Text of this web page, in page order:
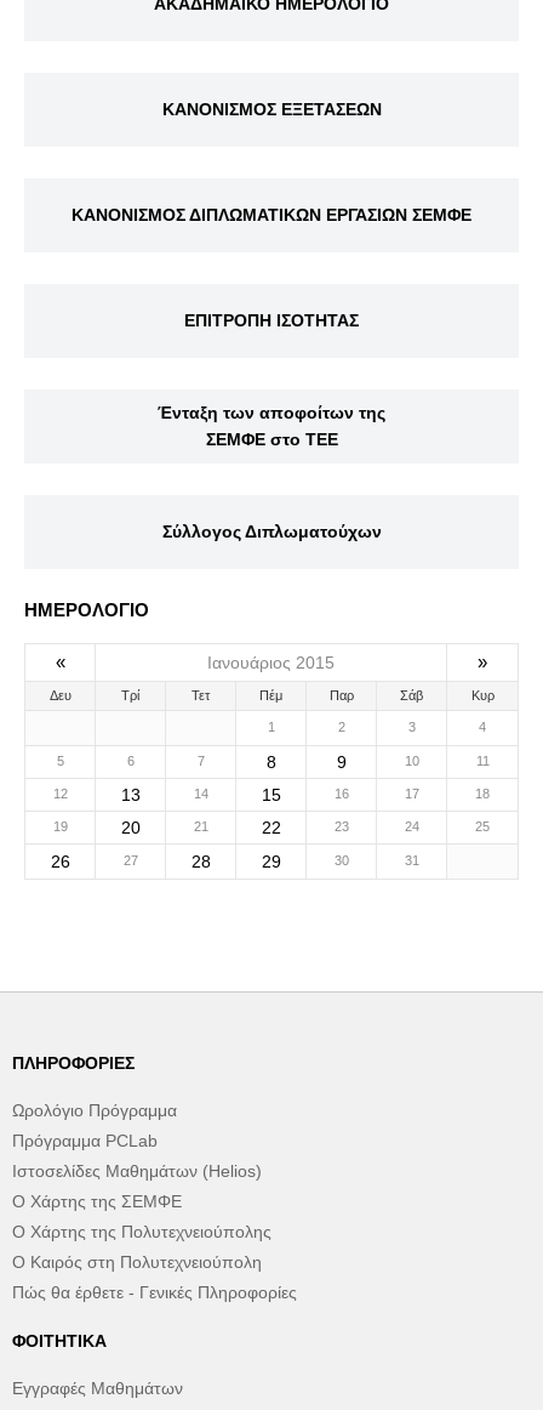
ΚΑΝΟΝΙΣΜΟΣ ΕΞΕΤΑΣΕΩΝ
ΚΑΝΟΝΙΣΜΟΣ ΔΙΠΛΩΜΑΤΙΚΩΝ ΕΡΓΑΣΙΩΝ ΣΕΜΦΕ
ΕΠΙΤΡΟΠΗ ΙΣΟΤΗΤΑΣ
Ένταξη των αποφοίτων της
ΣΕΜΦΕ στο ΤΕΕ
Σύλλογος Διπλωματούχων
ΗΜΕΡΟΛΟΓΙΟ
« Ιανουάριος 2015 »
Δευ Τρί Τετ Πέμ Παρ Σάβ Κυρ
1 2 3 4
5 6 7 8 9 10 11
12 13 14 15 16 17 18
19 20 21 22 23 24 25
26 27 28 29 30 31
ΠΛΗΡΟΦΟΡΊΕΣ
Ωρολόγιο Πρόγραμμα
Πρόγραμμα PCLab
Ιστοσελίδες Μαθημάτων (Helios)
Ο Χάρτης της ΣΕΜΦΕ
Ο Χάρτης της Πολυτεχνειούπολης
Ο Καιρός στη Πολυτεχνειούπολη
Πώς θα έρθετε - Γενικές Πληροφορίες
ΦΟΙΤΗΤΙΚΆ
Εγγραφές Μαθημάτων